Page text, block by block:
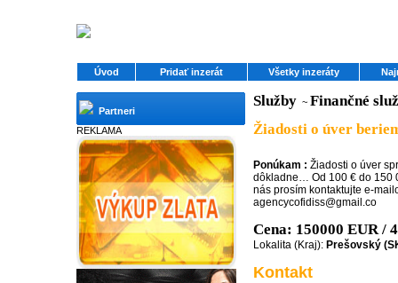
Úvod Pridať inzerát Všetky inzeráty
Partneri
REKLAMA
Služby ~ Finančné
Žiadosti o úver
Ponúkam : Žiadosti o úver
dôkladne… Od 100 € do 150
nás prosím kontaktujte e-
agencycofidiss@gmail.co
Cena: 150000 EUR /
Lokalita (Kraj): Prešovský
Kontakt